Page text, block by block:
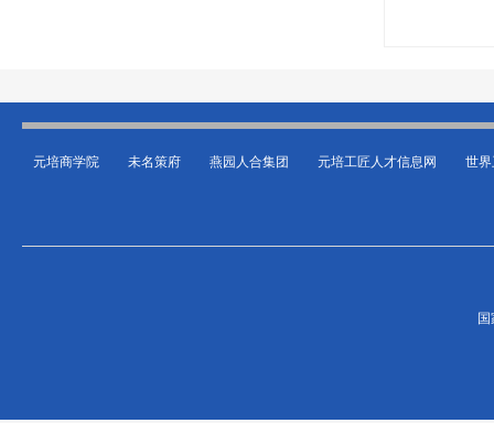
元培商学院 未名策府 燕园人合集团 元培工匠人才信息网 世